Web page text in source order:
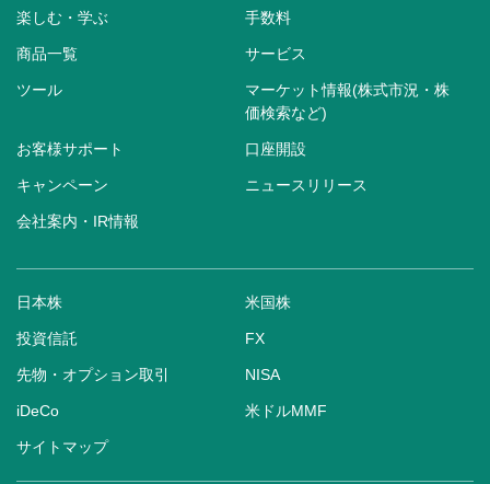
楽しむ・学ぶ 手数料
商品一覧 サービス
ツール
マーケット情報(株式市況・株
価検索など)
お客様サポート 口座開設
キャンペーン ニュースリリース
会社案内・IR情報
日本株 米国株
投資信託 FX
先物・オプション取引 NISA
iDeCo 米ドルMMF
サイトマップ